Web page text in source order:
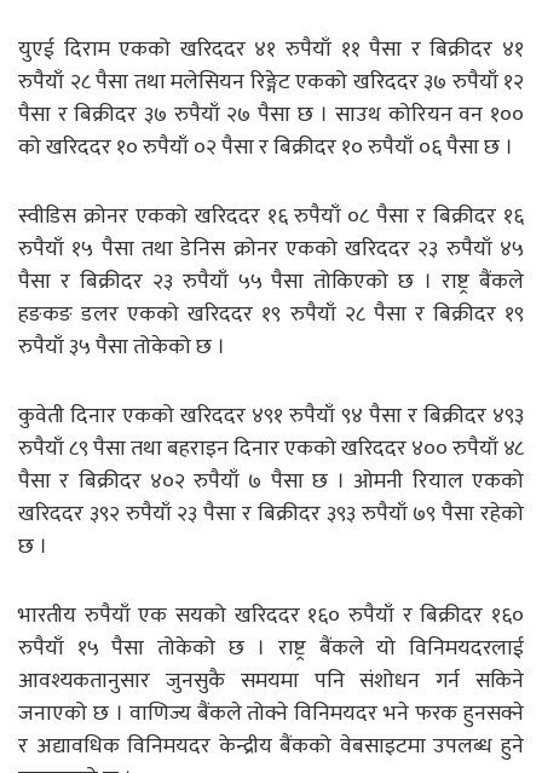
युएई दिराम एकको खरिददर ४१ रुपैयाँ ११ पैसा र बिक्रीदर ४१
रुपैयाँ २८ पैसा तथा मलेसियन रिङ्गेट एकको खरिददर ३७ रुपैयाँ १२
पैसा र बिक्रीदर ३७ रुपैयाँ २७ पैसा छ । साउथ कोरियन वन १००
को खरिददर १० रुपैयाँ ०२ पैसा र बिक्रीदर १० रुपैयाँ ०६ पैसा छ ।
स्वीडिस क्रोनर एकको खरिददर १६ रुपैयाँ ०८ पैसा र बिक्रीदर १६
रुपैयाँ १५ पैसा तथा डेनिस क्रोनर एकको खरिददर २३ रुपैयाँ ४५
पैसा र बिक्रीदर २३ रुपैयाँ ५५ पैसा तोकिएको छ । राष्ट्र बैंकले
हङकङ डलर एकको खरिददर १९ रुपैयाँ २८ पैसा र बिक्रीदर १९
रुपैयाँ ३५ पैसा तोकेको छ ।
कुवेती दिनार एकको खरिददर ४९१ रुपैयाँ ९४ पैसा र बिक्रीदर ४९३
रुपैयाँ ८९ पैसा तथा बहराइन दिनार एकको खरिददर ४०० रुपैयाँ ४८
पैसा र बिक्रीदर ४०२ रुपैयाँ ७ पैसा छ । ओमनी रियाल एकको
खरिददर ३९२ रुपैयाँ २३ पैसा र बिक्रीदर ३९३ रुपैयाँ ७९ पैसा रहेको
छ ।
भारतीय रुपैयाँ एक सयको खरिददर १६० रुपैयाँ र बिक्रीदर १६०
रुपैयाँ १५ पैसा तोकेको छ । राष्ट्र बैंकले यो विनिमयदरलाई
आवश्यकतानुसार जुनसुकै समयमा पनि संशोधन गर्न सकिने
जनाएको छ । वाणिज्य बैंकले तोक्ने विनिमयदर भने फरक हुनसक्ने
र अद्यावधिक विनिमयदर केन्द्रीय बैंकको वेबसाइटमा उपलब्ध हुने